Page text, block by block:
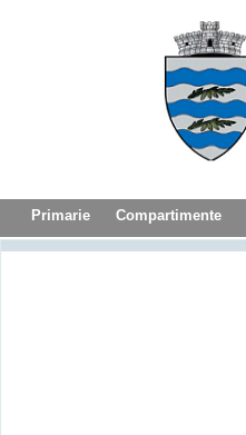
Primarie Compartimente